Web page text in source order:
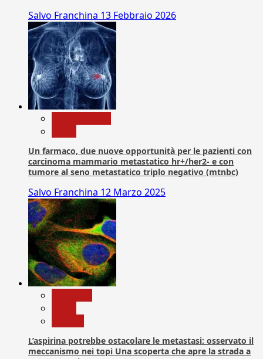
Salvo Franchina 13 Febbraio 2026
Un farmaco, due nuove opportunità per le pazienti con
carcinoma mammario metastatico hr+/her2- e con
tumore al seno metastatico triplo negativo (mtnbc)
Salvo Franchina 12 Marzo 2025
L’aspirina potrebbe ostacolare le metastasi: osservato il
meccanismo nei topi Una scoperta che apre la strada a